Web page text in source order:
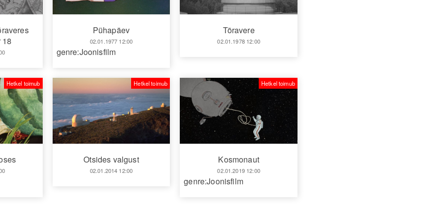
Pühapäev
02.01.1977 12:00
genre:Joonisfilm
Tõravere
02.01.1978 12:00
Hetkel toimub
Otsides valgust
02.01.2014 12:00
Hetkel toimub
Kosmonaut
02.01.2019 12:00
Hetkel toimub
genre:Joonisfilm